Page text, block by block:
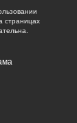
страницах